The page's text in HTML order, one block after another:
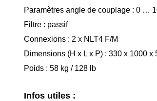
Paramètres angle de couplage : 0 …
Filtre : passif
Connexions : 2 x NLT4 F/M
Dimensions (H x L x P) : 330 x 1000 x
Poids : 58 kg / 128 lb
Infos utiles :